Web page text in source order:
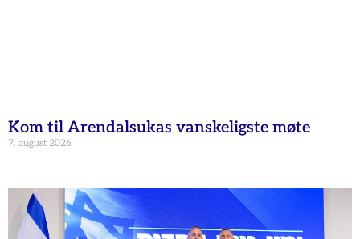
Kom til Arendalsukas vanskeligste møte
7. august 2026